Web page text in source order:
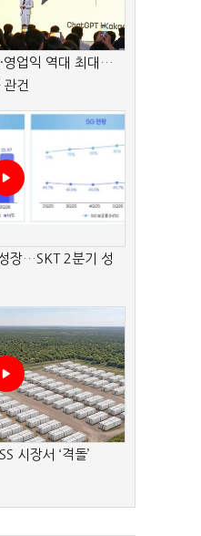
영업익 역대 최대…
건
장…SKT 2분기 성
시장서 ‘격돌’